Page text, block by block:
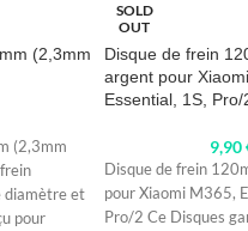
(2,3mm
(2,3mm
diamètre et
pour
SOLD
OUT
Disque de frein
argent pour
Essential, 1S, Pro/
9,90
Disque de frein
pour Xiaomi M365,
Pro/2 Ce Disques